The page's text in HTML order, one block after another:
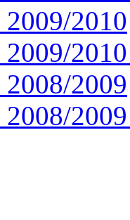
2009/2010
2009/
2008/2009
2008/